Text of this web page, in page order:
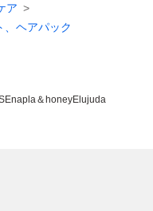
ア
、ヘアパック
napla＆honeyElujuda